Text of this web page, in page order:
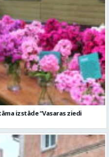
izstāde “Vasaras ziedi